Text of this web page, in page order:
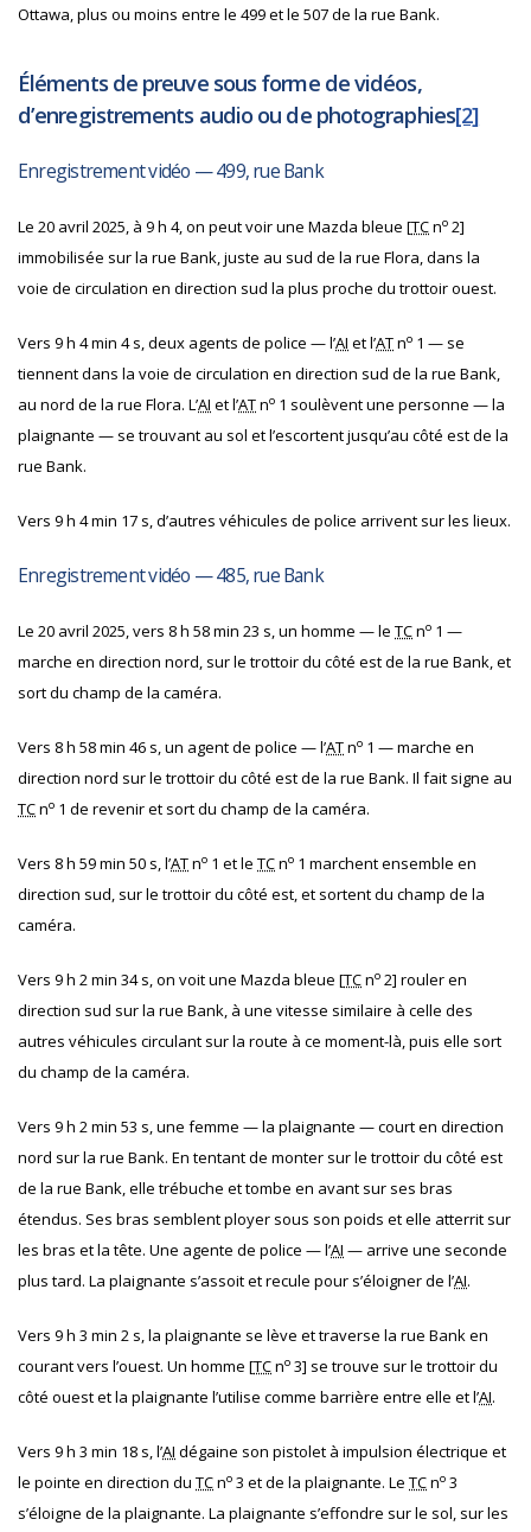
Ottawa, plus ou moins entre le 499 et le 507 de la rue Bank.
Éléments de preuve sous forme de vidéos,
d’enregistrements audio ou de photographies[2]
Enregistrement vidéo — 499, rue Bank
Le 20 avril 2025, à 9 h 4, on peut voir une Mazda bleue [TCno 2]
immobilisée sur la rue Bank, juste au sud de la rue Flora, dans la
voie de circulation en direction sud la plus proche du trottoir ouest.
Vers 9 h 4 min 4 s, deux agents de police — l’AI et l’ATno 1 — se
tiennent dans la voie de circulation en direction sud de la rue Bank,
au nord de la rue Flora. L’AI et l’ATno 1 soulèvent une personne — la
plaignante — se trouvant au sol et l’escortent jusqu’au côté est de la
rue Bank.
Vers 9 h 4 min 17 s, d’autres véhicules de police arrivent sur les lieux.
Enregistrement vidéo — 485, rue Bank
Le 20 avril 2025, vers 8 h 58 min 23 s, un homme — le TCno 1 —
marche en direction nord, sur le trottoir du côté est de la rue Bank, et
sort du champ de la caméra.
Vers 8 h 58 min 46 s, un agent de police — l’ATno 1 — marche en
direction nord sur le trottoir du côté est de la rue Bank. Il fait signe au
TCno 1 de revenir et sort du champ de la caméra.
Vers 8 h 59 min 50 s, l’ATno 1 et le TCno 1 marchent ensemble en
direction sud, sur le trottoir du côté est, et sortent du champ de la
caméra.
Vers 9 h 2 min 34 s, on voit une Mazda bleue [TCno 2] rouler en
direction sud sur la rue Bank, à une vitesse similaire à celle des
autres véhicules circulant sur la route à ce moment-là, puis elle sort
du champ de la caméra.
Vers 9 h 2 min 53 s, une femme — la plaignante — court en direction
nord sur la rue Bank. En tentant de monter sur le trottoir du côté est
de la rue Bank, elle trébuche et tombe en avant sur ses bras
étendus. Ses bras semblent ployer sous son poids et elle atterrit sur
les bras et la tête. Une agente de police — l’AI — arrive une seconde
plus tard. La plaignante s’assoit et recule pour s’éloigner de l’AI.
Vers 9 h 3 min 2 s, la plaignante se lève et traverse la rue Bank en
courant vers l’ouest. Un homme [TCno 3] se trouve sur le trottoir du
côté ouest et la plaignante l’utilise comme barrière entre elle et l’AI.
Vers 9 h 3 min 18 s, l’AI dégaine son pistolet à impulsion électrique et
le pointe en direction du TCno 3 et de la plaignante. Le TCno 3
s’éloigne de la plaignante. La plaignante s’effondre sur le sol, sur les